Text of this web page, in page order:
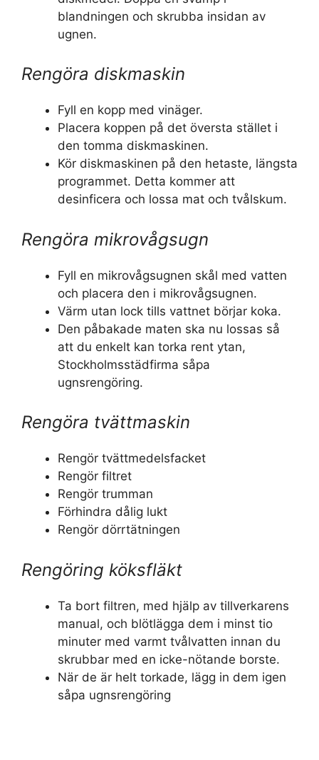
blandningen och skrubba insidan av
ugnen.
Rengöra diskmaskin
Fyll en kopp med vinäger.
Placera koppen på det översta stället i
den tomma diskmaskinen.
Kör diskmaskinen på den hetaste, längsta
programmet. Detta kommer att
desinficera och lossa mat och tvålskum.
Rengöra mikrovågsugn
Fyll en mikrovågsugnen skål med vatten
och placera den i mikrovågsugnen.
Värm utan lock tills vattnet börjar koka.
Den påbakade maten ska nu lossas så
att du enkelt kan torka rent ytan,
Stockholmsstädfirma såpa
ugnsrengöring.
Rengöra tvättmaskin
Rengör tvättmedelsfacket
Rengör filtret
Rengör trumman
Förhindra dålig lukt
Rengör dörrtätningen
Rengöring köksfläkt
Ta bort filtren, med hjälp av tillverkarens
manual, och blötlägga dem i minst tio
minuter med varmt tvålvatten innan du
skrubbar med en icke-nötande borste.
När de är helt torkade, lägg in dem igen
såpa ugnsrengöring